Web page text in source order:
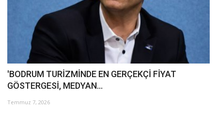
'BODRUM TURİZMİNDE EN GERÇEKÇİ FİYAT
GÖSTERGESİ, MEDYAN...
Temmuz 7, 2026